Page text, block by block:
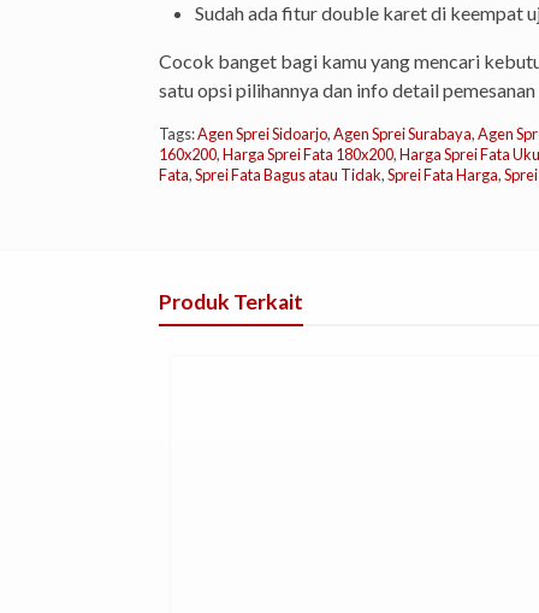
Sudah ada fitur double karet di keempat
Cocok banget bagi kamu yang mencari
satu opsi pilihannya dan info detail
Tags:Agen Sprei Sidoarjo,Agen Sprei Surabaya,Agen
160x200,Harga Sprei Fata 180x200,Harga Sprei Fata
Fata,Sprei Fata Bagus atau Tidak,Sprei Fata Harga,
Produk Terkait